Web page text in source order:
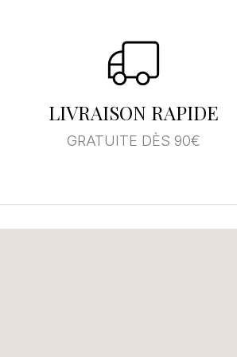
LIVRAISON RAPIDE
GRATUITE DÈS 90€